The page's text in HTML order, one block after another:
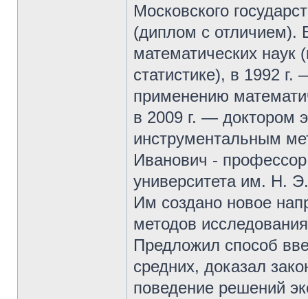
Московского
(диплом с отличием).
математических наук
статистике), в 1992
применению
в 2009 г. — доктором
инструментальным
Иванович - профессор
университета им. Н.
Им создано новое
методов
Предложил способ
средних, доказал
поведение решений